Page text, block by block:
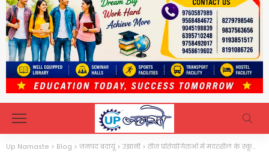
Up Namaste > Blog > जनपद बदायूं>उझानी >तीज प्रतियोगिताओं में मदरशील के स्कूली बच्चों ने बिखेरा प्रतिभा का जलवा